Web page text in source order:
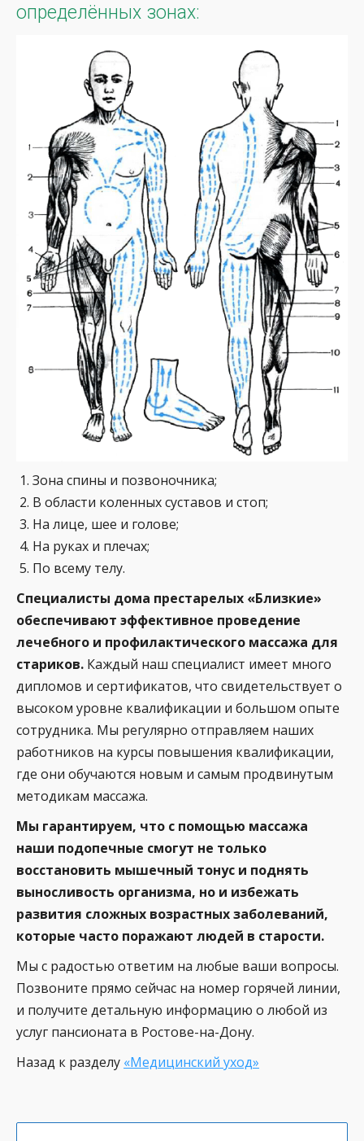
определённых зонах:
Зона спины и позвоночника;
В области коленных суставов и стоп;
На лице, шее и голове;
На руках и плечах;
По всему телу.
Специалисты дома престарелых «Близкие»
обеспечивают эффективное проведение
лечебного и профилактического массажа для
стариков. Каждый наш специалист имеет много
дипломов и сертификатов, что свидетельствует о
высоком уровне квалификации и большом опыте
сотрудника. Мы регулярно отправляем наших
работников на курсы повышения квалификации,
где они обучаются новым и самым продвинутым
методикам массажа.
Мы гарантируем, что с помощью массажа
наши подопечные смогут не только
восстановить мышечный тонус и поднять
выносливость организма, но и избежать
развития сложных возрастных заболеваний,
которые часто поражают людей в старости.
Мы с радостью ответим на любые ваши вопросы.
Позвоните прямо сейчас на номер горячей линии,
и получите детальную информацию о любой из
услуг пансионата в Ростове-на-Дону.
Назад к разделу «Медицинский уход»